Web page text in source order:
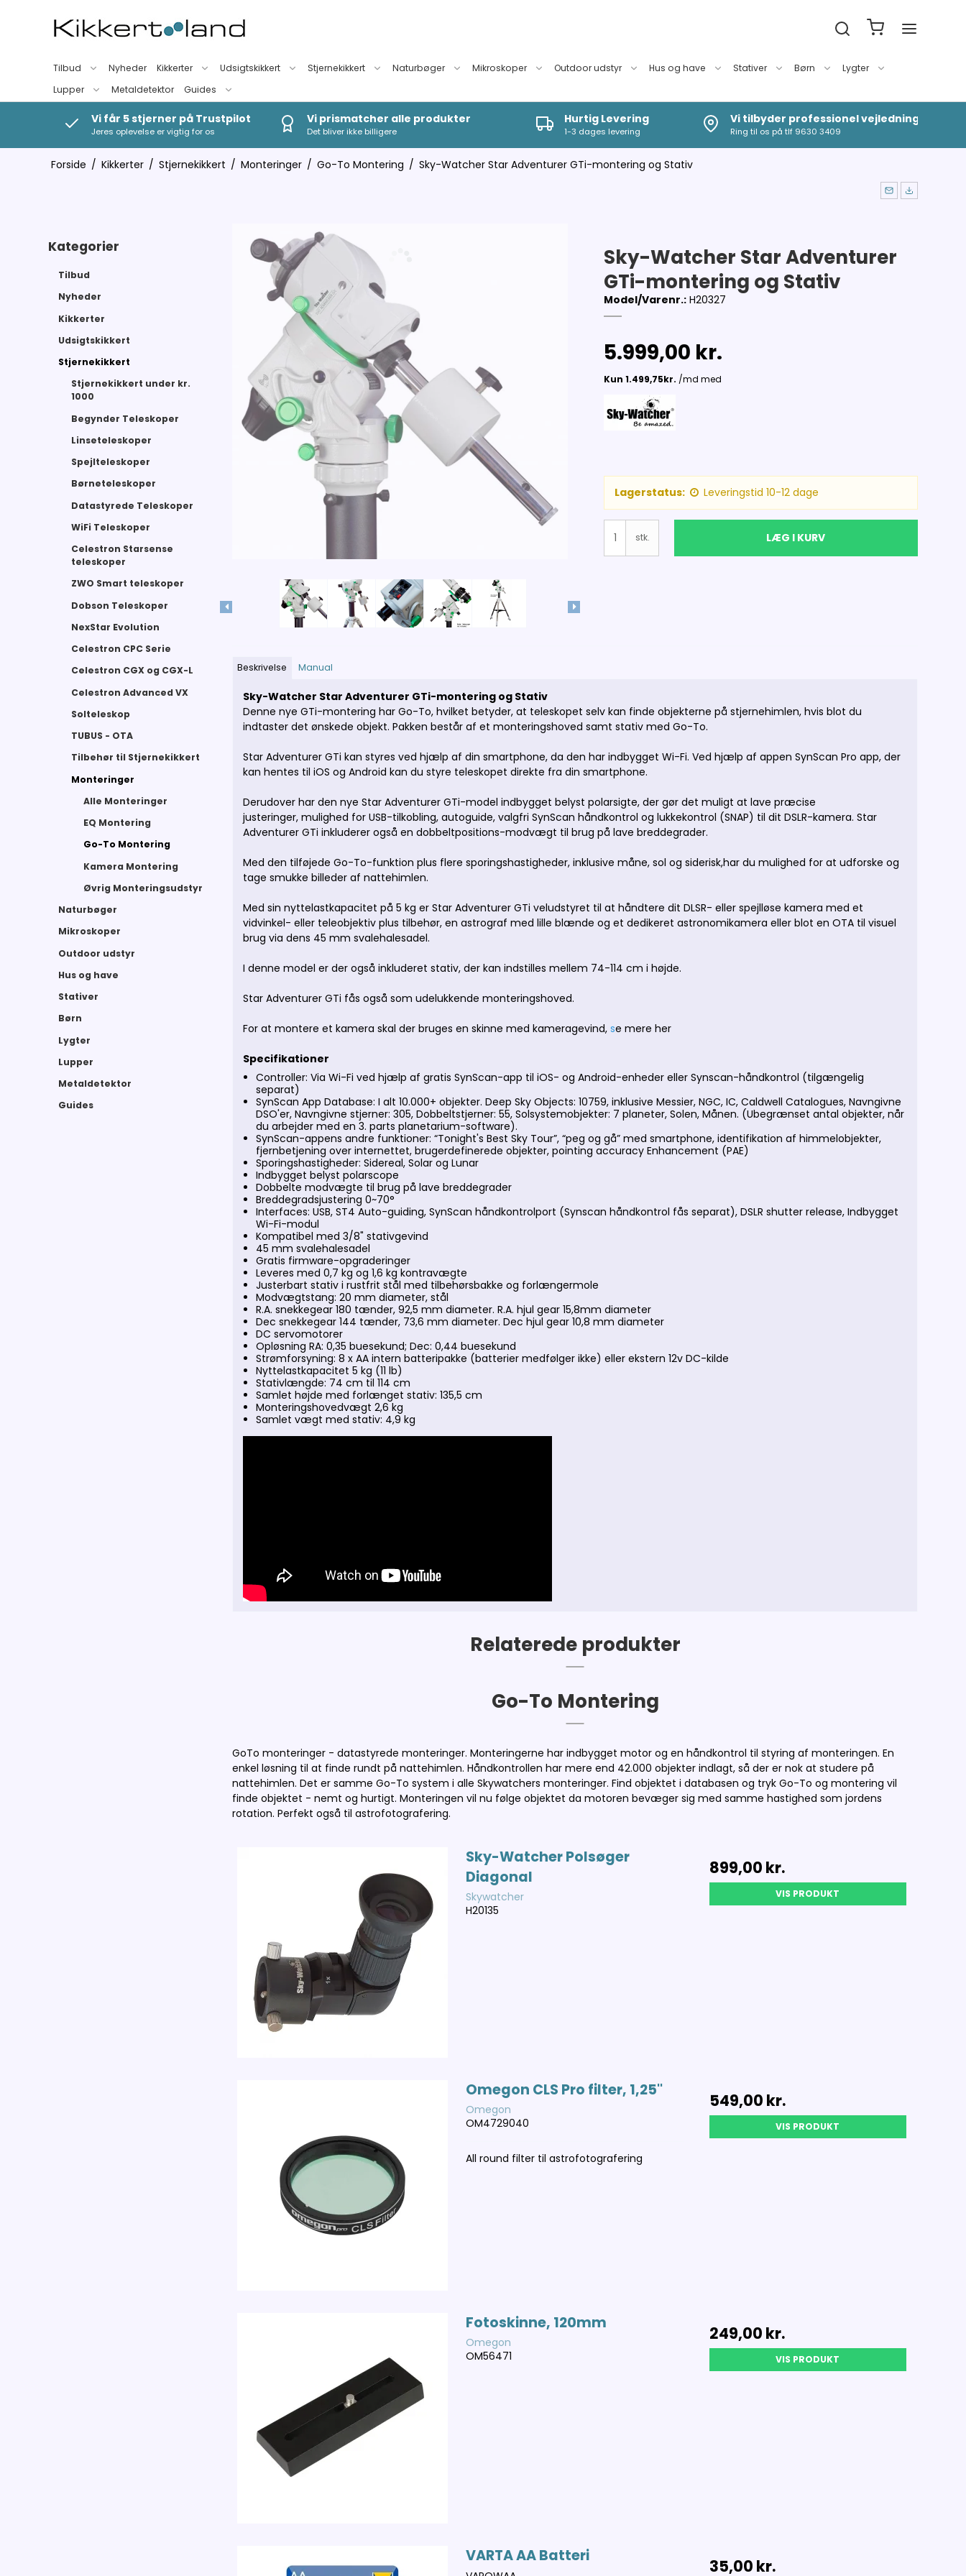
Tilbud Nyheder Kikkerter Udsigtskikkert Stjernekikkert Naturbøger Mikroskoper Outdoor udstyr Hus og have Stativer Børn
Lygter
Lupper
Metaldetektor Guides
Vi får 5 stjerner på Trustpilot
Jeres oplevelse er vigtig for os
Vi prismatcher alle produkter
Det bliver ikke billigere
Hurtig Levering
1-3 dages levering
Vi tilbyder professionel vejledning
Ring til os på tlf 9630 3409
Forside / Kikkerter / Stjernekikkert / Monteringer / Go-To Montering / Sky-Watcher Star Adventurer GTi-montering og Stativ
Kategorier
Tilbud
Nyheder
Kikkerter
Udsigtskikkert
Stjernekikkert
Stjernekikkert under kr.
1000
Begynder Teleskoper
Linseteleskoper
Spejlteleskoper
Børneteleskoper
Datastyrede Teleskoper
WiFi Teleskoper
Celestron Starsense
teleskoper
ZWO Smart teleskoper
Dobson Teleskoper
NexStar Evolution
Celestron CPC Serie
Celestron CGX og CGX-L
Celestron Advanced VX
Solteleskop
TUBUS - OTA
Tilbehør til Stjernekikkert
Monteringer
Alle Monteringer
EQ Montering
Go-To Montering
Kamera Montering
Øvrig Monteringsudstyr
Naturbøger
Mikroskoper
Outdoor udstyr
Hus og have
Stativer
Børn
Lygter
Lupper
Metaldetektor
Guides
Sky-Watcher Star Adventurer
GTi-montering og Stativ
Model/Varenr.: H20327
5.999,00 kr.
Lagerstatus: Leveringstid 10-12 dage
stk. LÆG I KURV
Beskrivelse Manual
Sky-Watcher Star Adventurer GTi-montering og Stativ
Denne nye GTi-montering har Go-To, hvilket betyder, at teleskopet selv kan finde objekterne på stjernehimlen, hvis blot du
indtaster det ønskede objekt. Pakken består af et monteringshoved samt stativ med Go-To.
Star Adventurer GTi kan styres ved hjælp af din smartphone, da den har indbygget Wi-Fi. Ved hjælp af appen SynScan Pro app, der
kan hentes til iOS og Android kan du styre teleskopet direkte fra din smartphone.
Derudover har den nye Star Adventurer GTi-model indbygget belyst polarsigte, der gør det muligt at lave præcise
justeringer, mulighed for USB-tilkobling, autoguide, valgfri SynScan håndkontrol og lukkekontrol (SNAP) til dit DSLR-kamera. Star
Adventurer GTi inkluderer også en dobbeltpositions-modvægt til brug på lave breddegrader.
Med den tilføjede Go-To-funktion plus flere sporingshastigheder, inklusive måne, sol og siderisk,har du mulighed for at udforske og
tage smukke billeder af nattehimlen.
Med sin nyttelastkapacitet på 5 kg er Star Adventurer GTi veludstyret til at håndtere dit DLSR- eller spejlløse kamera med et
vidvinkel- eller teleobjektiv plus tilbehør, en astrograf med lille blænde og et dedikeret astronomikamera eller blot en OTA til visuel
brug via dens 45 mm svalehalesadel.
I denne model er der også inkluderet stativ, der kan indstilles mellem 74-114 cm i højde.
Star Adventurer GTi fås også som udelukkende monteringshoved.
For at montere et kamera skal der bruges en skinne med kameragevind,se mere her
Specifikationer
Controller: Via Wi-Fi ved hjælp af gratis SynScan-app til iOS- og Android-enheder eller Synscan-håndkontrol (tilgængelig
separat)
SynScan App Database: I alt 10.000+ objekter. Deep Sky Objects: 10759, inklusive Messier, NGC, IC, Caldwell Catalogues, Navngivne
DSO'er, Navngivne stjerner: 305, Dobbeltstjerner: 55, Solsystemobjekter: 7 planeter, Solen, Månen. (Ubegrænset antal objekter, når
du arbejder med en 3. parts planetarium-software).
SynScan-appens andre funktioner: “Tonight's Best Sky Tour”, “peg og gå” med smartphone, identifikation af himmelobjekter,
fjernbetjening over internettet, brugerdefinerede objekter, pointing accuracy Enhancement (PAE)
Sporingshastigheder: Sidereal, Solar og Lunar
Indbygget belyst polarscope
Dobbelte modvægte til brug på lave breddegrader
Breddegradsjustering 0~70°
Interfaces: USB, ST4 Auto-guiding, SynScan håndkontrolport (Synscan håndkontrol fås separat), DSLR shutter release, Indbygget
Wi-Fi-modul
Kompatibel med 3/8" stativgevind
45 mm svalehalesadel
Gratis firmware-opgraderinger
Leveres med 0,7 kg og 1,6 kg kontravægte
Justerbart stativ i rustfrit stål med tilbehørsbakke og forlængermole
Modvægtstang: 20 mm diameter, stål
R.A. snekkegear 180 tænder, 92,5 mm diameter. R.A. hjul gear 15,8mm diameter
Dec snekkegear 144 tænder, 73,6 mm diameter. Dec hjul gear 10,8 mm diameter
DC servomotorer
Opløsning RA: 0,35 buesekund; Dec: 0,44 buesekund
Strømforsyning: 8 x AA intern batteripakke (batterier medfølger ikke) eller ekstern 12v DC-kilde
Nyttelastkapacitet 5 kg (11 lb)
Stativlængde: 74 cm til 114 cm
Samlet højde med forlænget stativ: 135,5 cm
Monteringshovedvægt 2,6 kg
Samlet vægt med stativ: 4,9 kg
Relaterede produkter
Go-To Montering
GoTo monteringer - datastyrede monteringer. Monteringerne har indbygget motor og en håndkontrol til styring af monteringen. En
enkel løsning til at finde rundt på nattehimlen. Håndkontrollen har mere end 42.000 objekter indlagt, så der er nok at studere på
nattehimlen. Det er samme Go-To system i alle Skywatchers monteringer. Find objektet i databasen og tryk Go-To og montering vil
finde objektet - nemt og hurtigt. Monteringen vil nu følge objektet da motoren bevæger sig med samme hastighed som jordens
rotation. Perfekt også til astrofotografering.
Sky-Watcher Polsøger
Diagonal
Skywatcher
H20135
899,00 kr.
VIS PRODUKT
Omegon CLS Pro filter, 1,25''
Omegon
OM4729040
All round filter til astrofotografering
549,00 kr.
VIS PRODUKT
Fotoskinne, 120mm
Omegon
OM56471
249,00 kr.
VIS PRODUKT
VARTA AA Batteri
35,00 kr.